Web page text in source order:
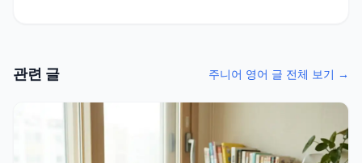
관련 글 주니어 영어 글 전체 보기 →